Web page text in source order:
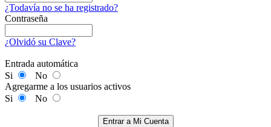
¿Todavía no se ha registrado?
Contraseña
¿Olvidó su Clave?
Entrada automática
Si
No
Agregarme a los usuarios activos
Si
No
Entrar a Mi Cuenta